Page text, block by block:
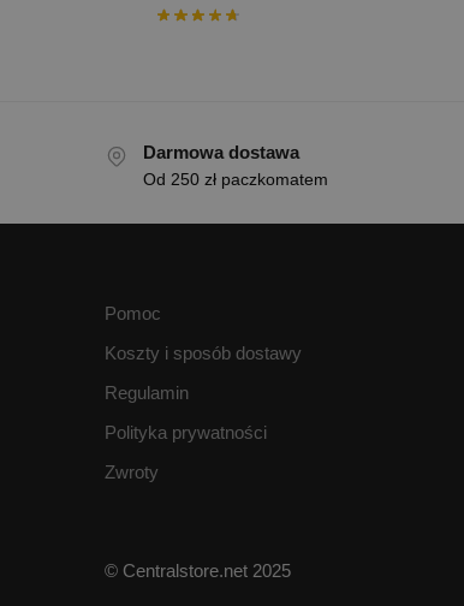
Darmowa dostawa
Od 250 zł paczkomatem
Pomoc
Koszty i sposób dostawy
Regulamin
Polityka prywatności
Zwroty
© Centralstore.net 2025